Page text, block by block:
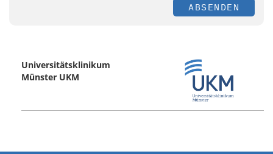
ABSENDEN
Universitätsklinikum
Münster UKM